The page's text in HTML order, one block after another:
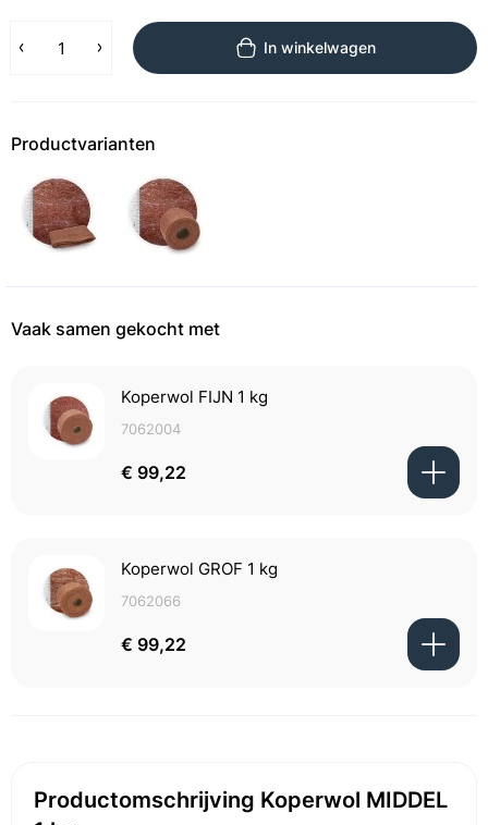
In winkelwagen
Productvarianten
Vaak samen gekocht met
Koperwol FIJN 1 kg
7062004
€ 99,22
Koperwol GROF 1 kg
7062066
€ 99,22
Productomschrijving Koperwol MIDDEL